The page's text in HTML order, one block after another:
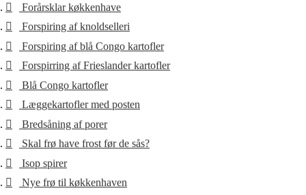
Forårsklar køkkenhave
Forspiring af knoldselleri
Forspiring af blå Congo kartofler
Forspirring af Frieslander kartofler
Blå Congo kartofler
Læggekartofler med posten
Bredsåning af porer
Skal frø have frost før de sås?
Isop spirer
Nye frø til køkkenhaven